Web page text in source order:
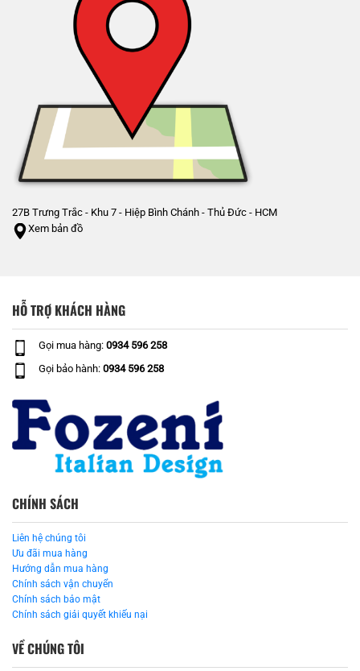
27B Trưng Trắc - Khu 7 - Hiệp Bình Chánh - Thủ Đức - HCM
Xem bản đồ
HỖ TRỢ KHÁCH HÀNG
Gọi mua hàng: 0934 596 258
Gọi bảo hành: 0934 596 258
CHÍNH SÁCH
Liên hệ chúng tôi
Ưu đãi mua hàng
Hướng dẫn mua hàng
Chính sách vận chuyển
Chính sách bảo mật
Chính sách giải quyết khiếu nại
VỀ CHÚNG TÔI